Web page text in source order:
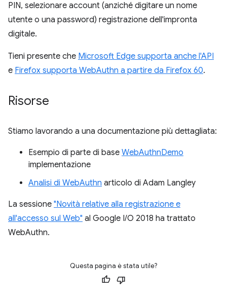
PIN, selezionare account (anziché digitare un nome
utente o una password) registrazione dell'impronta
digitale.
Tieni presente che Microsoft Edge supporta anche l'API
e Firefox supporta WebAuthn a partire da Firefox 60.
Risorse
Stiamo lavorando a una documentazione più dettagliata:
Esempio di parte di base WebAuthnDemo
implementazione
Analisi di WebAuthn articolo di Adam Langley
La sessione "Novità relative alla registrazione e
all'accesso sul Web" al Google I/O 2018 ha trattato
WebAuthn.
Questa pagina è stata utile?